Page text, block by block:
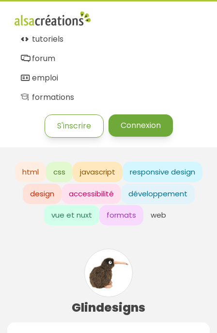
tutoriels
forum
emploi
formations
S'inscrire Connexion
html css javascript responsive design
design accessibilité développement
vue et nuxt formats web
Glindesigns